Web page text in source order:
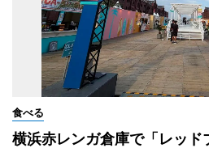
食べる
横浜赤レンガ倉庫で「レッド